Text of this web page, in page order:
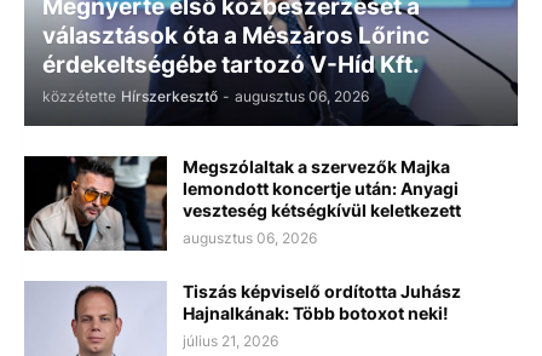
Megnyerte első közbeszerzését a
választások óta a Mészáros Lőrinc
érdekeltségébe tartozó V-Híd Kft.
közzétette Hírszerkesztő - augusztus 06, 2026
Megszólaltak a szervezők Majka
lemondott koncertje után: Anyagi
veszteség kétségkívül keletkezett
augusztus 06, 2026
Tiszás képviselő ordította Juhász
Hajnalkának: Több botoxot neki!
július 21, 2026